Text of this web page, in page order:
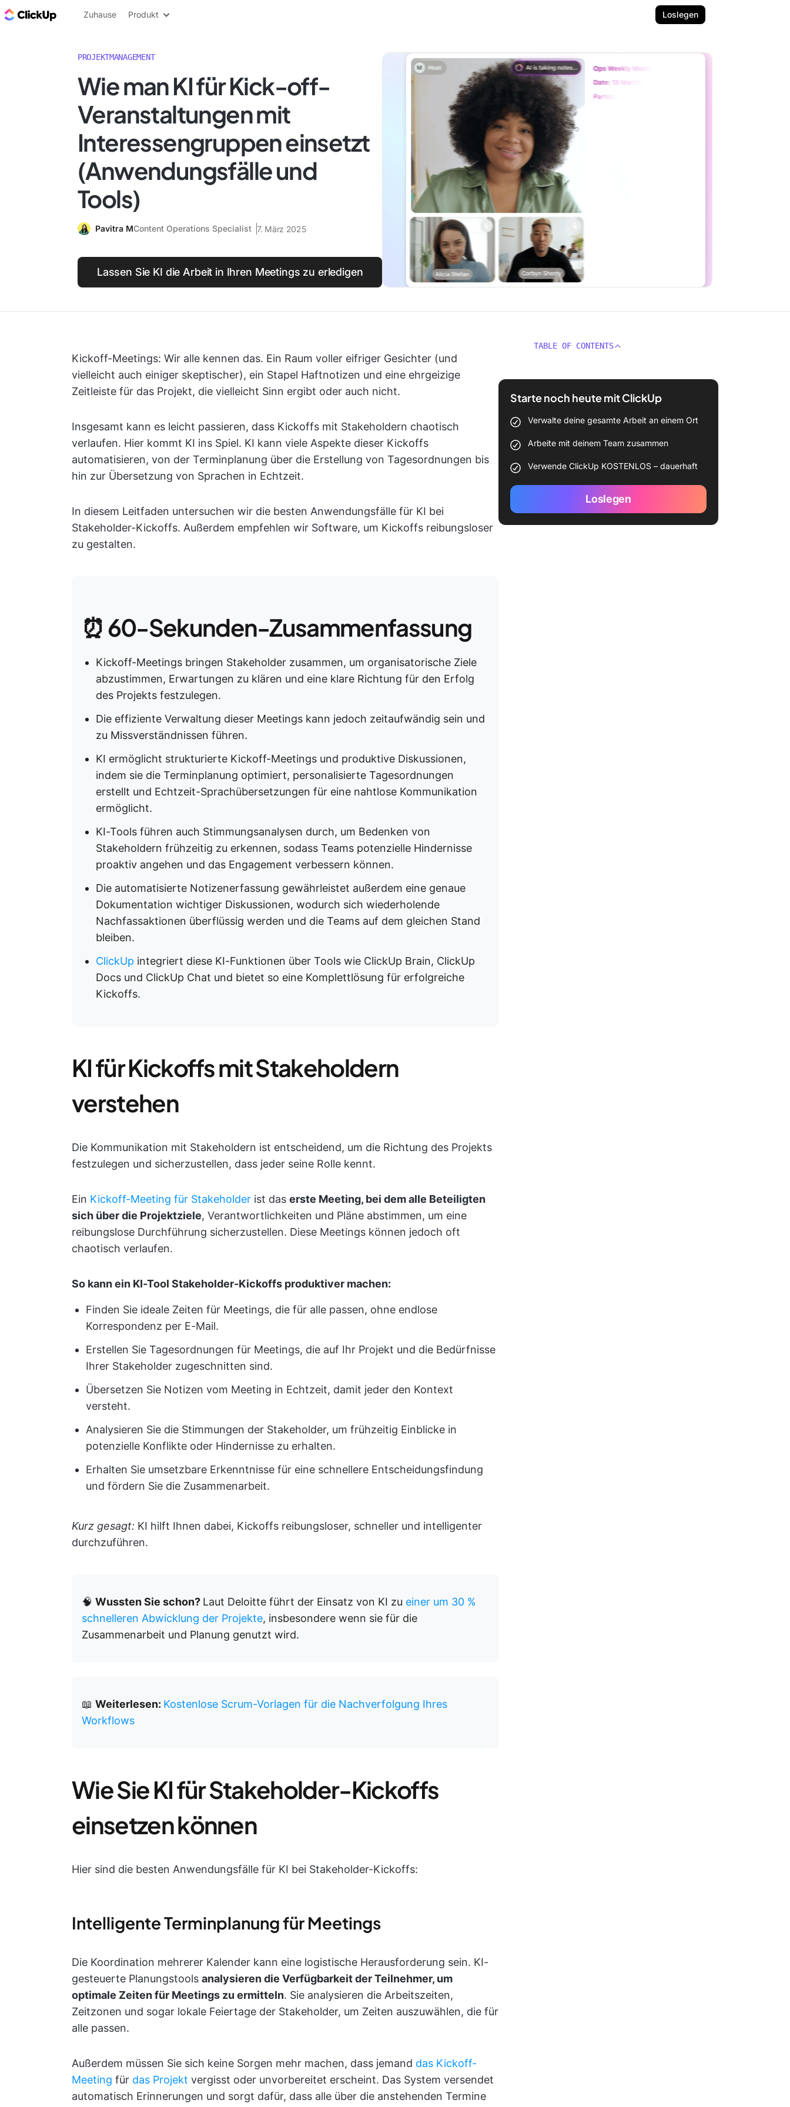
ClickUp Blog
Zuhause Produkt Loslegen
PROJEKTMANAGEMENT
Wie man KI für Kick-off-
Veranstaltungen mit
Interessengruppen einsetzt
(Anwendungsfälle und
Tools)
Pavitra MContent Operations Specialist 7. März 2025
Lassen Sie KI die Arbeit in Ihren Meetings zu erledigen
Kickoff-Meetings: Wir alle kennen das. Ein Raum voller eifriger Gesichter (und
vielleicht auch einiger skeptischer), ein Stapel Haftnotizen und eine ehrgeizige
Zeitleiste für das Projekt, die vielleicht Sinn ergibt oder auch nicht.
Insgesamt kann es leicht passieren, dass Kickoffs mit Stakeholdern chaotisch
verlaufen. Hier kommt KI ins Spiel. KI kann viele Aspekte dieser Kickoffs
automatisieren, von der Terminplanung über die Erstellung von Tagesordnungen bis
hin zur Übersetzung von Sprachen in Echtzeit.
In diesem Leitfaden untersuchen wir die besten Anwendungsfälle für KI bei
Stakeholder-Kickoffs. Außerdem empfehlen wir Software, um Kickoffs reibungsloser
zu gestalten.
⏰ 60-Sekunden-Zusammenfassung
Kickoff-Meetings bringen Stakeholder zusammen, um organisatorische Ziele
abzustimmen, Erwartungen zu klären und eine klare Richtung für den Erfolg
des Projekts festzulegen.
Die effiziente Verwaltung dieser Meetings kann jedoch zeitaufwändig sein und
zu Missverständnissen führen.
KI ermöglicht strukturierte Kickoff-Meetings und produktive Diskussionen,
indem sie die Terminplanung optimiert, personalisierte Tagesordnungen
erstellt und Echtzeit-Sprachübersetzungen für eine nahtlose Kommunikation
ermöglicht.
KI-Tools führen auch Stimmungsanalysen durch, um Bedenken von
Stakeholdern frühzeitig zu erkennen, sodass Teams potenzielle Hindernisse
proaktiv angehen und das Engagement verbessern können.
Die automatisierte Notizenerfassung gewährleistet außerdem eine genaue
Dokumentation wichtiger Diskussionen, wodurch sich wiederholende
Nachfassaktionen überflüssig werden und die Teams auf dem gleichen Stand
bleiben.
ClickUp integriert diese KI-Funktionen über Tools wie ClickUp Brain, ClickUp
Docs und ClickUp Chat und bietet so eine Komplettlösung für erfolgreiche
Kickoffs.
KI für Kickoffs mit Stakeholdern
verstehen
Die Kommunikation mit Stakeholdern ist entscheidend, um die Richtung des Projekts
festzulegen und sicherzustellen, dass jeder seine Rolle kennt.
Ein Kickoff-Meeting für Stakeholder ist das erste Meeting, bei dem alle Beteiligten
sich über die Projektziele, Verantwortlichkeiten und Pläne abstimmen, um eine
reibungslose Durchführung sicherzustellen. Diese Meetings können jedoch oft
chaotisch verlaufen.
So kann ein KI-Tool Stakeholder-Kickoffs produktiver machen:
Finden Sie ideale Zeiten für Meetings, die für alle passen, ohne endlose
Korrespondenz per E-Mail.
Erstellen Sie Tagesordnungen für Meetings, die auf Ihr Projekt und die Bedürfnisse
Ihrer Stakeholder zugeschnitten sind.
Übersetzen Sie Notizen vom Meeting in Echtzeit, damit jeder den Kontext
versteht.
Analysieren Sie die Stimmungen der Stakeholder, um frühzeitig Einblicke in
potenzielle Konflikte oder Hindernisse zu erhalten.
Erhalten Sie umsetzbare Erkenntnisse für eine schnellere Entscheidungsfindung
und fördern Sie die Zusammenarbeit.
Kurz gesagt: KI hilft Ihnen dabei, Kickoffs reibungsloser, schneller und intelligenter
durchzuführen.
🧠 Wussten Sie schon? Laut Deloitte führt der Einsatz von KI zu einer um 30 %
schnelleren Abwicklung der Projekte, insbesondere wenn sie für die
Zusammenarbeit und Planung genutzt wird.
📖 Weiterlesen: Kostenlose Scrum-Vorlagen für die Nachverfolgung Ihres
Workflows
Wie Sie KI für Stakeholder-Kickoffs
einsetzen können
Hier sind die besten Anwendungsfälle für KI bei Stakeholder-Kickoffs:
Intelligente Terminplanung für Meetings
Die Koordination mehrerer Kalender kann eine logistische Herausforderung sein. KI-
gesteuerte Planungstools analysieren die Verfügbarkeit der Teilnehmer, um
optimale Zeiten für Meetings zu ermitteln. Sie analysieren die Arbeitszeiten,
Zeitzonen und sogar lokale Feiertage der Stakeholder, um Zeiten auszuwählen, die für
alle passen.
Außerdem müssen Sie sich keine Sorgen mehr machen, dass jemand das Kickoff-
Meeting für das Projekt vergisst oder unvorbereitet erscheint. Das System versendet
automatisch Erinnerungen und sorgt dafür, dass alle über die anstehenden Termine
TABLE OF CONTENTS
Starte noch heute mit ClickUp
Verwalte deine gesamte Arbeit an einem Ort
Arbeite mit deinem Team zusammen
Verwende ClickUp KOSTENLOS – dauerhaft
Loslegen